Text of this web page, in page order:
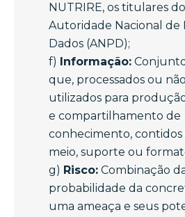
NUTRIRE, os titulares
Autoridade Nacional de
Dados (ANPD);
f)
Informação:
que, processados ou
utilizados para
e compartilhamento de
conhecimento,
meio, suporte ou
g) Risco: Combinação
probabilidade da
uma ameaça e seus